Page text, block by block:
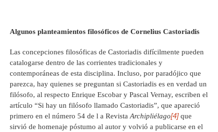
Algunos planteamientos filosóficos de Cornelius Castoriadis
Las concepciones filosóficas de Castoriadis difícilmente pueden
catalogarse dentro de las corrientes tradicionales y
contemporáneas de esta disciplina. Incluso, por paradójico que
parezca, hay quienes se preguntan si Castoriadis es en verdad un
filósofo, al respecto Enrique Escobar y Pascal Vernay, escriben el
artículo “Si hay un filósofo llamado Castoriadis”, que apareció
primero en el número 54 de l a Revista Archipliélago[4]que
sirvió de homenaje póstumo al autor y volvió a publicarse en el